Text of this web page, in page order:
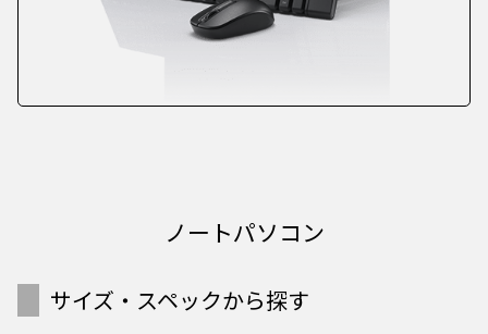
ノートパソコン
サイズ・スペックから探す